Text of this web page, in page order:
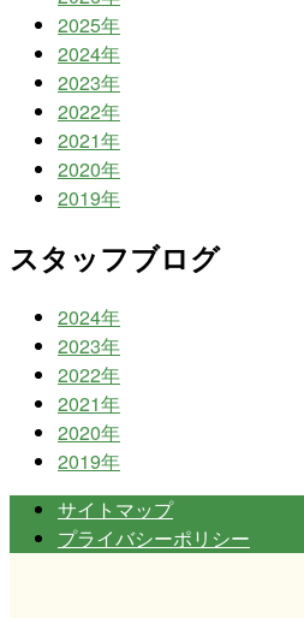
2025年
2024年
2023年
2022年
2021年
2020年
2019年
スタッフブログ
2024年
2023年
2022年
2021年
2020年
2019年
サイトマップ
プライバシーポリシー